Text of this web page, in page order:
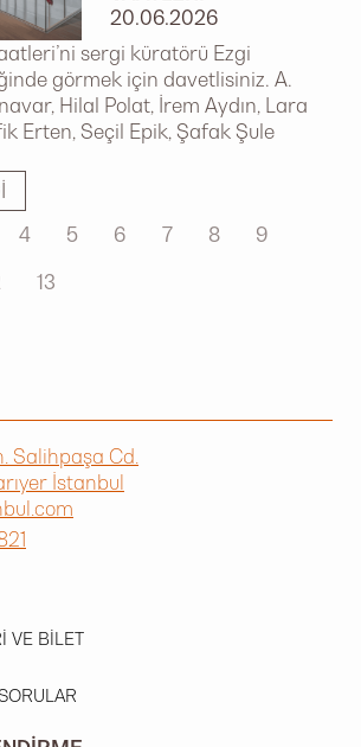
20.06.2026
sergi küratörü Ezgi
görmek için davetlisiniz. A.
Hilal Polat, İrem Aydın, Lara
Erten, Seçil Epik, Şafak Şule
4 5 6 7 8
9
13
Salihpaşa Cd.
İstanbul
VE BILET